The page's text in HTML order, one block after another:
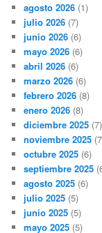
agosto 2026 (1)
julio 2026 (7)
junio 2026 (6)
mayo 2026 (6)
abril 2026 (6)
marzo 2026 (6)
febrero 2026 (8)
enero 2026 (8)
diciembre 2025 (7)
noviembre 2025
octubre 2025 (6)
septiembre 2025
agosto 2025 (6)
julio 2025 (5)
junio 2025 (5)
mayo 2025 (5)